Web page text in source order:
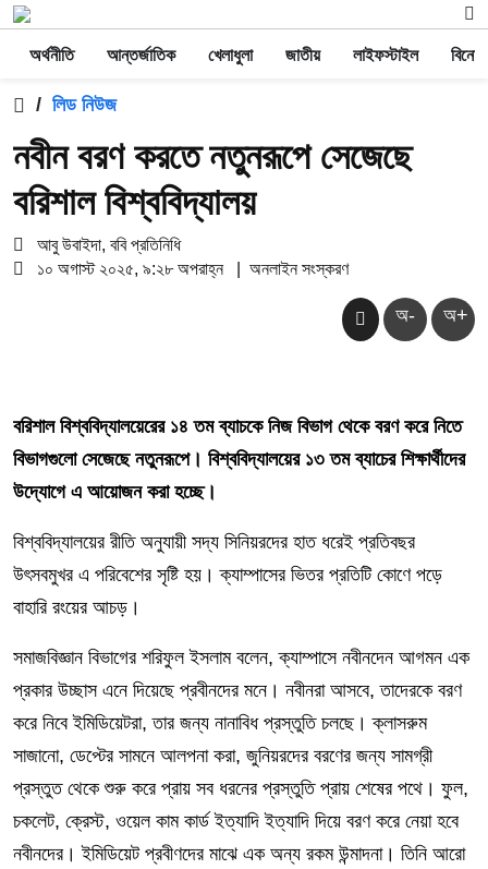
অর্থনীতি আন্তর্জাতিক খেলাধুলা জাতীয় লাইফস্টাইল
/ লিড নিউজ
নবীন বরণ করতে নতুনরূপে সেজেছে
বরিশাল বিশ্ববিদ্যালয়
আবু উবাইদা, ববি প্রতিনিধি
১০ অগাস্ট ২০২৫, ৯:২৮ অপরাহ্ন
অনলাইন সংস্করণ
অ- অ+
বরিশাল বিশ্ববিদ্যালয়েরের ১৪ তম ব্যাচকে নিজ বিভাগ থেকে বরণ করে নিতে
বিভাগগুলো সেজেছে নতুনরূপে। বিশ্ববিদ্যালয়ের ১৩ তম ব্যাচের শিক্ষার্থীদের
উদ্যোগে এ আয়োজন করা হচ্ছে।
বিশ্ববিদ্যালয়ের রীতি অনুযায়ী সদ্য সিনিয়রদের হাত ধরেই প্রতিবছর
উৎসবমুখর এ পরিবেশের সৃষ্টি হয়। ক্যাম্পাসের ভিতর প্রতিটি কোণে পড়ে
বাহারি রংয়ের আচড়।
সমাজবিজ্ঞান বিভাগের শরিফুল ইসলাম বলেন, ক্যাম্পাসে নবীনদেন আগমন এক
প্রকার উচ্ছাস এনে দিয়েছে প্রবীনদের মনে। নবীনরা আসবে, তাদেরকে বরণ
করে নিবে ইমিডিয়েটরা, তার জন্য নানাবিধ প্রস্তুতি চলছে। ক্লাসরুম
সাজানো, ডেপ্টের সামনে আলপনা করা, জুনিয়রদের বরণের জন্য সামগ্রী
প্রস্তুত থেকে শুরু করে প্রায় সব ধরনের প্রস্তুতি প্রায় শেষের পথে। ফুল,
চকলেট, ক্রেস্ট, ওয়েল কাম কার্ড ইত্যাদি ইত্যাদি দিয়ে বরণ করে নেয়া হবে
নবীনদের। ইমিডিয়েট প্রবীণদের মাঝে এক অন্য রকম উন্মাদনা। তিনি আরো